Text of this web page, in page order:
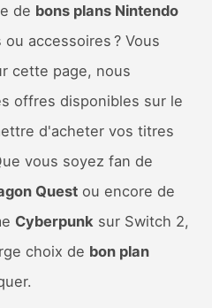
de bons plans Nintendo
accessoires ? Vous
cette page, nous
offres disponibles sur le
d'acheter vos titres
vous soyez fan de
Questou encore de
Cyberpunk sur Switch 2,
choix de bon plan